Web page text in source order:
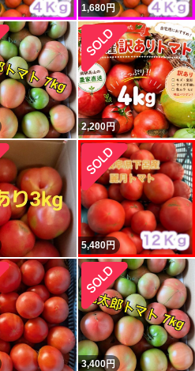
1,680円
2,200円
5,480円
3,400円